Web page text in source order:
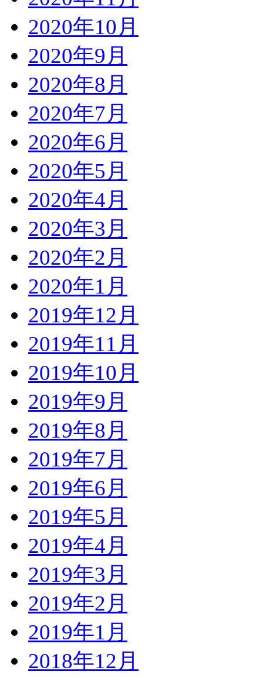
2020年10月
2020年9月
2020年8月
2020年7月
2020年6月
2020年5月
2020年4月
2020年3月
2020年2月
2020年1月
2019年12月
2019年11月
2019年10月
2019年9月
2019年8月
2019年7月
2019年6月
2019年5月
2019年4月
2019年3月
2019年2月
2019年1月
2018年12月